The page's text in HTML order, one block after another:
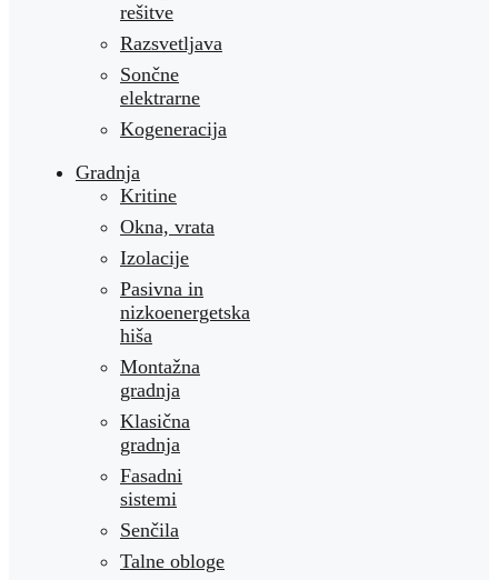
rešitve
Razsvetljava
Sončne
elektrarne
Kogeneracija
Gradnja
Kritine
Okna, vrata
Izolacije
Pasivna in
nizkoenergetska
hiša
Montažna
gradnja
Klasična
gradnja
Fasadni
sistemi
Senčila
Talne obloge